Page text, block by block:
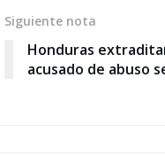
Siguiente nota
Honduras
acusado de abuso